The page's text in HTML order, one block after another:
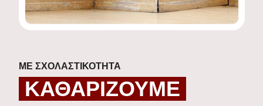
ΜΕ ΣΧΟΛΑΣΤΙΚΟΤΗΤΑ
ΚΑΘΑΡΙΖΟΥΜΕ